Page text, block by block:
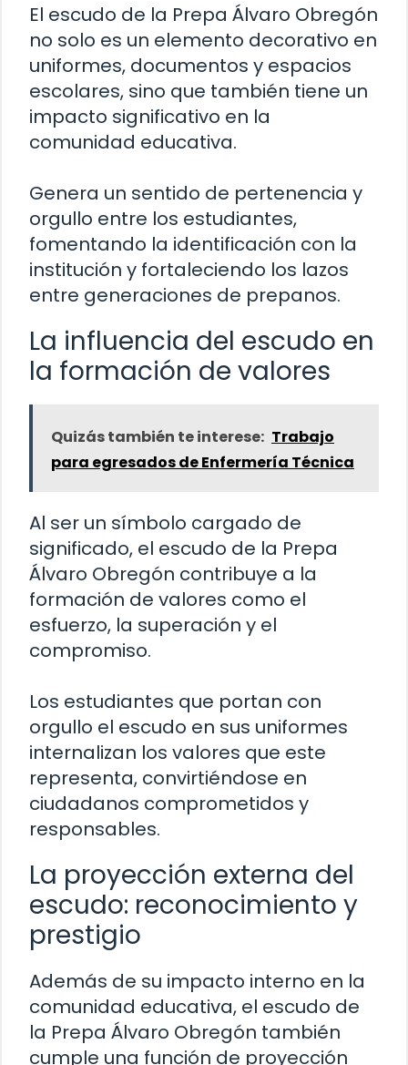
El escudo de la Prepa Álvaro Obregón
no solo es un elemento decorativo en
uniformes, documentos y espacios
escolares, sino que también tiene un
impacto significativo en la
comunidad educativa.
Genera un sentido de pertenencia y
orgullo entre los estudiantes,
fomentando la identificación con la
institución y fortaleciendo los lazos
entre generaciones de prepanos.
La influencia del escudo en
la formación de valores
Quizás también te interese: Trabajo
para egresados de Enfermería Técnica
Al ser un símbolo cargado de
significado, el escudo de la Prepa
Álvaro Obregón contribuye a la
formación de valores como el
esfuerzo, la superación y el
compromiso.
Los estudiantes que portan con
orgullo el escudo en sus uniformes
internalizan los valores que este
representa, convirtiéndose en
ciudadanos comprometidos y
responsables.
La proyección externa del
escudo: reconocimiento y
prestigio
Además de su impacto interno en la
comunidad educativa, el escudo de
la Prepa Álvaro Obregón también
cumple una función de proyección